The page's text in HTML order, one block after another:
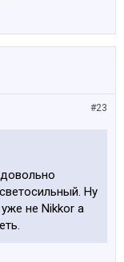
#23
Ну
не Nikkor а